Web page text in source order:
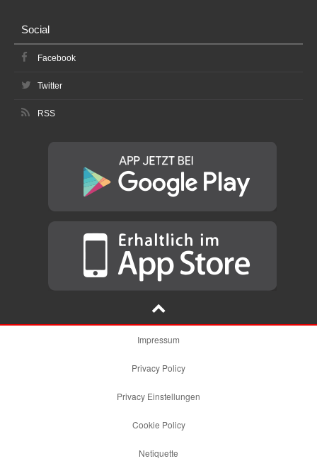
Social
Facebook
Twitter
RSS
Impressum
Privacy Policy
Privacy Einstellungen
Cookie Policy
Netiquette